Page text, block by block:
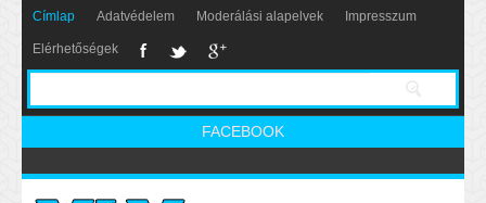
Címlap Adatvédelem Moderálási alapelvek Impresszum
Elérhetőségek
FACEBOOK